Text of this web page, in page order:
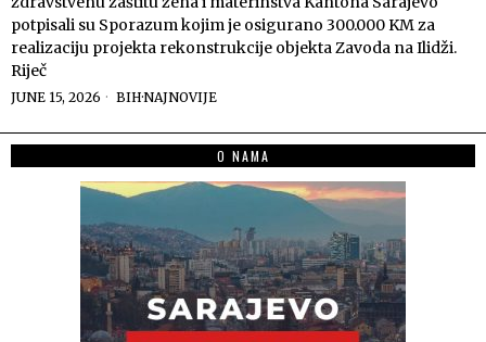
potpisali su Sporazum kojim je osigurano 300.000 KM za
realizaciju projekta rekonstrukcije objekta Zavoda na Ilidži.
Riječ
JUNE 15, 2026 BIH·NAJNOVIJE
O NAMA